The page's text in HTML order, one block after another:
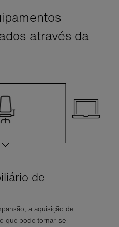
através da
de
a aquisição de
que pode tornar-se